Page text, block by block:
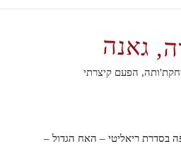
גאנה
הפעם קיצרתי
בסדרת ריאליטי – האח הגדול –